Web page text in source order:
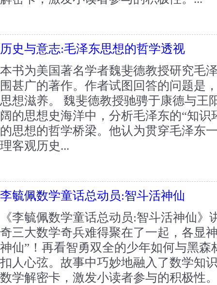
历史与意志:毛泽东思想的哲学透视
本书为美国著名学者魏斐德教授研究毛
围甚广的著作。作者试图回答的问题是
思想滋养。 魏斐德教授驰骋于康德与王
阔的思想史海洋中，分析毛泽东的“知识
的思想的哲学桥梁。他认为贯穿毛泽东
理客观历史...
李毓佩数学童话总动员:智斗活神仙
《李毓佩数学童话总动员:智斗活神仙
奇三大数学奇兵难得聚在了一起，各显
神仙”！再看智勇双全的少年如何与黑
扣人心弦。故事中巧妙地融入了数学知
数学解密卡，激发小读者参与的积极性